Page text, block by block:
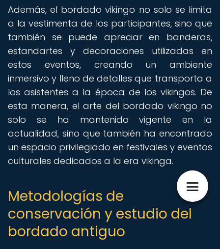
Además, el bordado vikingo no solo se limita
a la vestimenta de los participantes, sino que
también se puede apreciar en banderas,
estandartes y decoraciones utilizadas en
estos eventos, creando un ambiente
inmersivo y lleno de detalles que transporta a
los asistentes a la época de los vikingos. De
esta manera, el arte del bordado vikingo no
solo se ha mantenido vigente en la
actualidad, sino que también ha encontrado
un espacio privilegiado en festivales y eventos
culturales dedicados a la era vikinga.
Metodologías de
conservación y estudio del
bordado antiguo